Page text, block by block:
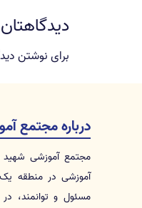
برای نوشتن
درباره مجتمع
مجتمع آموزشی شهید
آموزشی در منطقه
مسئول و توانمند،